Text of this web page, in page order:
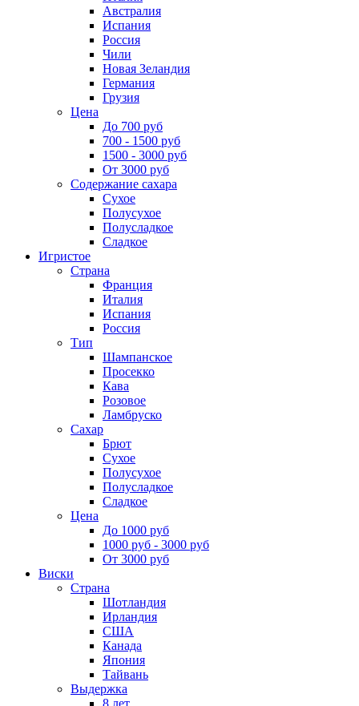
Австралия
Испания
Россия
Чили
Новая Зеландия
Германия
Грузия
Цена
До 700 руб
700 - 1500 руб
1500 - 3000 руб
От 3000 руб
Содержание сахара
Сухое
Полусухое
Полусладкое
Сладкое
Игристое
Страна
Франция
Италия
Испания
Россия
Тип
Шампанское
Просекко
Кава
Розовое
Ламбруско
Сахар
Брют
Сухое
Полусухое
Полусладкое
Сладкое
Цена
До 1000 руб
1000 руб - 3000 руб
От 3000 руб
Виски
Страна
Шотландия
Ирландия
США
Канада
Япония
Тайвань
Выдержка
8 лет